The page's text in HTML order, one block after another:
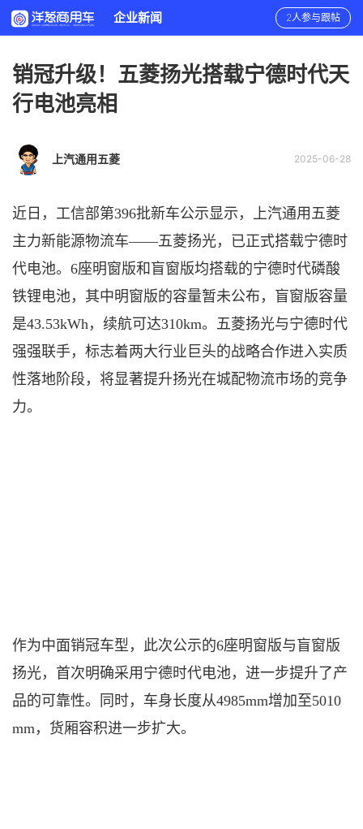
企业新闻 2人参与跟帖
销冠升级！五菱扬光搭载宁德时代天
行电池亮相
2025-06-28
上汽通用五菱
近日， 工信部第396批新车公示显示，上汽通用五菱
主力新能源物流车——五菱扬光，已正式搭载宁德时
代电池。6座明窗版和盲窗版均搭载的宁德时代磷酸
铁锂电池，其中明窗版的容量暂未公布，盲窗版容量
是43.53kWh，续航可达310km。五菱扬光与宁德时代
强强联手，标志着两大行业巨头的战略合作进入实质
性落地阶段，将显著提升扬光在城配物流市场的竞争
力。
作为中面销冠车型，此次公示的6座明窗版与盲窗版
扬光，首次明确采用宁德时代电池， 进一步提升了产
品的可靠性。同时，车身长度从4985mm增加至5010
mm，货厢容积进一步扩大。